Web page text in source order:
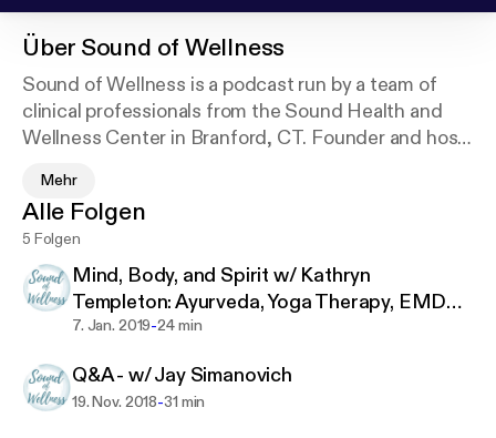
Über Sound of Wellness
Sound of Wellness is a podcast run by a team of
clinical professionals from the Sound Health and
Wellness Center in Branford, CT. Founder and host,
perspectives on everyday issues in order to
facilitate self-growth and healing.
Mehr
Alle Folgen
5 Folgen
Mind, Body, and Spirit w/ Kathryn
Templeton: Ayurveda, Yoga Therapy, EMDR,
and Energy Healing
7. Jan. 2019-24 min
Q&A - w/ Jay Simanovich
19. Nov. 2018-31 min